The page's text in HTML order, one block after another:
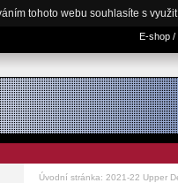
tohoto webu souhlasíte s
E-shop /
Úvodní stránka: 2021-22 Upper